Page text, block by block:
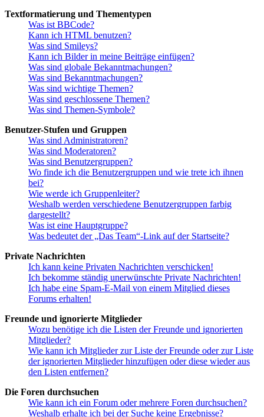
Textformatierung und Thementypen
Was ist BBCode?
Kann ich HTML benutzen?
Was sind Smileys?
Kann ich Bilder in meine Beiträge einfügen?
Was sind globale Bekanntmachungen?
Was sind Bekanntmachungen?
Was sind wichtige Themen?
Was sind geschlossene Themen?
Was sind Themen-Symbole?
Benutzer-Stufen und Gruppen
Was sind Administratoren?
Was sind Moderatoren?
Was sind Benutzergruppen?
Wo finde ich die Benutzergruppen und wie trete ich ihnen
bei?
Wie werde ich Gruppenleiter?
Weshalb werden verschiedene Benutzergruppen farbig
dargestellt?
Was ist eine Hauptgruppe?
Was bedeutet der „Das Team“-Link auf der Startseite?
Private Nachrichten
Ich kann keine Privaten Nachrichten verschicken!
Ich bekomme ständig unerwünschte Private Nachrichten!
Ich habe eine Spam-E-Mail von einem Mitglied dieses
Forums erhalten!
Freunde und ignorierte Mitglieder
Wozu benötige ich die Listen der Freunde und ignorierten
Mitglieder?
Wie kann ich Mitglieder zur Liste der Freunde oder zur Liste
der ignorierten Mitglieder hinzufügen oder diese wieder aus
den Listen entfernen?
Die Foren durchsuchen
Wie kann ich ein Forum oder mehrere Foren durchsuchen?
Weshalb erhalte ich bei der Suche keine Ergebnisse?